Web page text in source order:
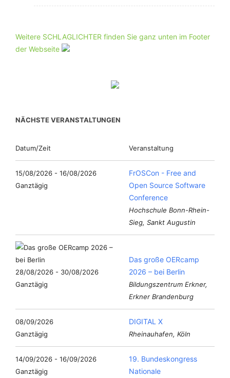
Weitere SCHLAGLICHTER finden Sie ganz unten im Footer
der Webseite
NÄCHSTE VERANSTALTUNGEN
Datum/Zeit Veranstaltung
15/08/2026 - 16/08/2026
Ganztägig
FrOSCon - Free and
Open Source Software
Conference
Hochschule Bonn-Rhein-
Sieg, Sankt Augustin
28/08/2026 - 30/08/2026
Ganztägig
Das große OERcamp
2026 – bei Berlin
Bildungszentrum Erkner,
Erkner Brandenburg
08/09/2026
Ganztägig
DIGITAL X
Rheinauhafen, Köln
14/09/2026 - 16/09/2026
Ganztägig
19. Bundeskongress
Nationale